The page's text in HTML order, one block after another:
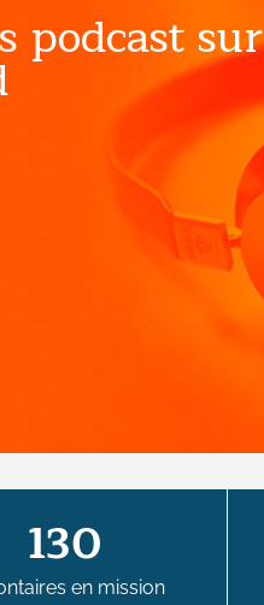
podcast sur
130
en mission